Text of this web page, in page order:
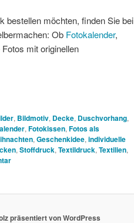
bestellen möchten, finden Sie bei
Ob Fotokalender,
mit originellen
, Bildmotiv, Decke, Duschvorhang,
, Fotokissen, Fotos als
, Geschenkidee, individuelle
, Stoffdruck, Textildruck, Textilien,
präsentiert von WordPress